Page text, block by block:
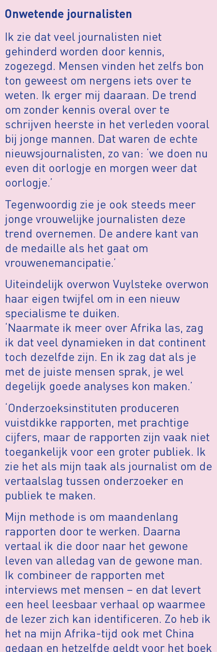
Onwetende journalisten
Ik zie dat veel journalisten niet
gehinderd worden door kennis,
zogezegd. Mensen vinden het zelfs bon
ton geweest om nergens iets over te
weten. Ik erger mij daaraan. De trend
om zonder kennis overal over te
schrijven heerste in het verleden vooral
bij jonge mannen. Dat waren de echte
nieuwsjournalisten, zo van: ‘we doen nu
even dit oorlogje en morgen weer dat
oorlogje.’
Tegenwoordig zie je ook steeds meer
jonge vrouwelijke journalisten deze
trend overnemen. De andere kant van
de medaille als het gaat om
vrouwenemancipatie.’
Uiteindelijk overwon Vuylsteke overwon
haar eigen twijfel om in een nieuw
specialisme te duiken.
‘Naarmate ik meer over Afrika las, zag
ik dat veel dynamieken in dat continent
toch dezelfde zijn. En ik zag dat als je
met de juiste mensen sprak, je wel
degelijk goede analyses kon maken.’
‘Onderzoeksinstituten produceren
vuistdikke rapporten, met prachtige
cijfers, maar de rapporten zijn vaak niet
toegankelijk voor een groter publiek. Ik
zie het als mijn taak als journalist om de
vertaalslag tussen onderzoeker en
publiek te maken.
Mijn methode is om maandenlang
rapporten door te werken. Daarna
vertaal ik die door naar het gewone
leven van alledag van de gewone man.
Ik combineer de rapporten met
interviews met mensen – en dat levert
een heel leesbaar verhaal op waarmee
de lezer zich kan identificeren. Zo heb ik
het na mijn Afrika-tijd ook met China
gedaan en hetzelfde geldt voor het boek